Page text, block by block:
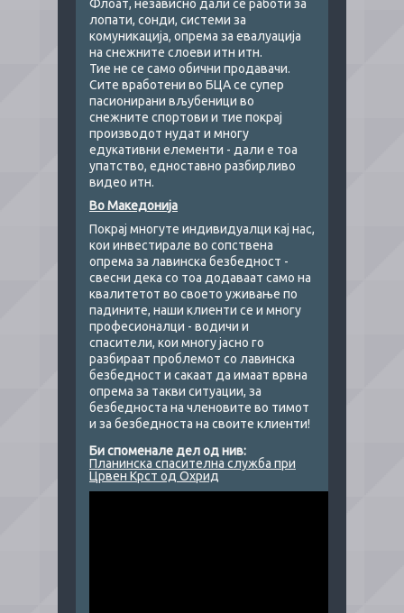
Флоат, независно дали се работи за
лопати, сонди, системи за
комуникација, опрема за евалуација
на снежните слоеви итн итн.
Тие не се само обични продавачи.
Сите вработени во БЦА се супер
пасионирани вљубеници во
снежните спортови и тие покрај
производот нудат и многу
едукативни елементи - дали е тоа
упатство, едноставно разбирливо
видео итн.
Во Македонија
Покрај многуте индивидуалци кај нас,
кои инвестирале во сопствена
опрема за лавинска безбедност -
свесни дека со тоа додаваат само на
квалитетот во своето уживање по
падините, наши клиенти се и многу
професионалци - водичи и
спасители, кои многу јасно го
разбираат проблемот со лавинска
безбедност и сакаат да имаат врвна
опрема за такви ситуации, за
безбедноста на членовите во тимот
и за безбедноста на своите клиенти!
Би споменале дел од нив:
Планинска спасителна служба при
Црвен Крст од Охрид